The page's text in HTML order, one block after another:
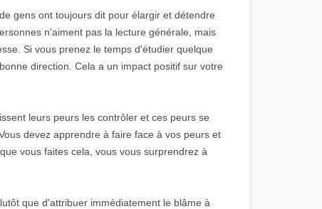
gens ont toujours dit pour élargir et détendre
n'aiment pas la lecture générale, mais
Si vous prenez le temps d'étudier quelque
direction. Cela a un impact positif sur votre
leurs peurs les contrôler et ces peurs se
devez apprendre à faire face à vos peurs et
vous faites cela, vous vous surprendrez à
que d'attribuer immédiatement le blâme à